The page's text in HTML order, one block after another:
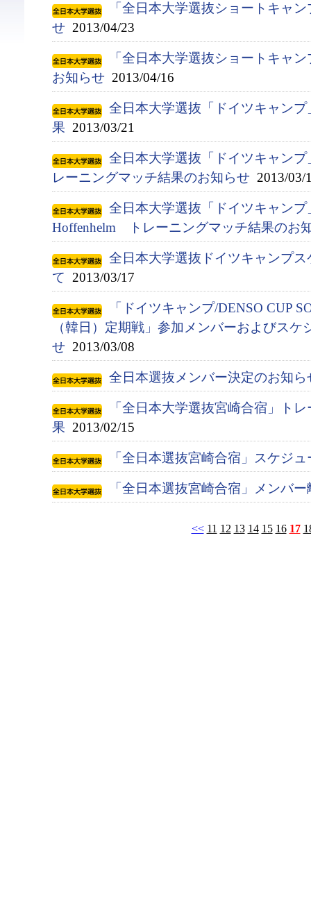
「全日本大学選抜ショートキャ
せ 2013/04/23
「全日本大学選抜ショートキャ
お知らせ 2013/04/16
全日本大学選抜「ドイツキャン
果 2013/03/21
全日本大学選抜「ドイツキャンプ
レーニングマッチ結果のお知らせ 2013/03/
全日本大学選抜「ドイツキャンプ
Hoffenhelm トレーニングマッチ結果のお
全日本大学選抜ドイツキャンプ
て 2013/03/17
「ドイツキャンプ/DENSO CUP
（韓日）定期戦」参加メンバーおよびスケ
せ 2013/03/08
全日本選抜メンバー決定のお知ら
「全日本大学選抜宮崎合宿」ト
果 2013/02/15
「全日本選抜宮崎合宿」スケジ
「全日本選抜宮崎合宿」メンバ
<< 11 12 13 14 15 16 17